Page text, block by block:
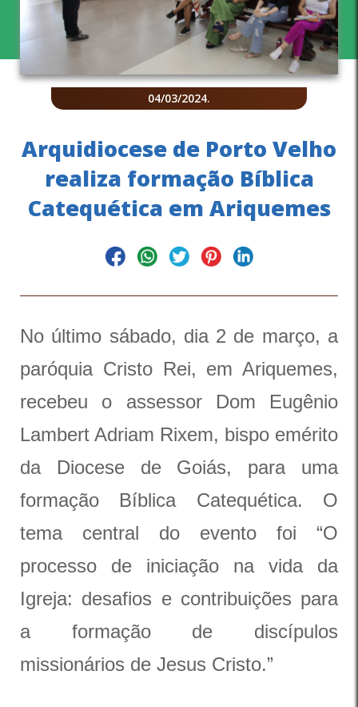
04/03/2024.
Arquidiocese de Porto Velho
realiza formação Bíblica
Catequética em Ariquemes
No último sábado, dia 2 de março, a
paróquia Cristo Rei, em Ariquemes,
recebeu o assessor Dom Eugênio
Lambert Adriam Rixem, bispo emérito
da Diocese de Goiás, para uma
formação Bíblica Catequética. O
tema central do evento foi “O
processo de iniciação na vida da
Igreja: desafios e contribuições para
a formação de discípulos
missionários de Jesus Cristo.”